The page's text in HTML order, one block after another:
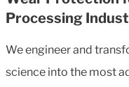
Processing
We engineer and
science into the most